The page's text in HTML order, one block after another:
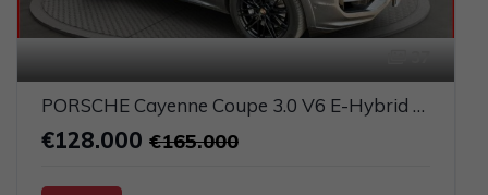
PORSCHE Cayenne Coupe 3.0 V6 E-Hybrid UFFICIALE ITALIA (TETTO PANORAMICO)
€128.000 €165.000